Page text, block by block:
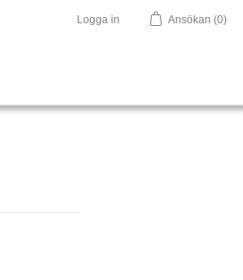
Logga in Ansökan (0)